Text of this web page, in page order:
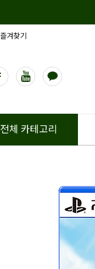
즐겨찾기
전체 카테고리